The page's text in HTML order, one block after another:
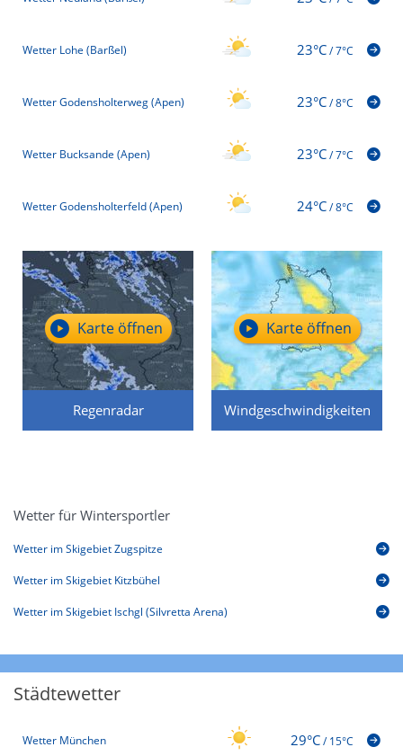
Wetter Lohe (Barßel) 23°C/7°C
Wetter Godensholterweg (Apen) 23°C/8°C
Wetter Bucksande (Apen) 23°C/7°C
Wetter Godensholterfeld (Apen) 24°C/8°C
Regenradar
Karte öffnen
Windgeschwindigkeiten
Karte öffnen
Wetter für Wintersportler
Wetter im Skigebiet Zugspitze
Wetter im Skigebiet Kitzbühel
Wetter im Skigebiet Ischgl (Silvretta Arena)
Städtewetter
Wetter München 29°C/15°C